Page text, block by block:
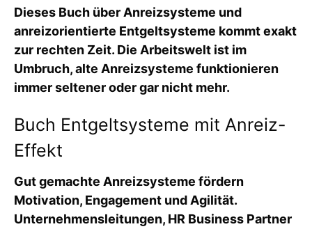
Dieses Buch über Anreizsysteme und
anreizorientierte Entgeltsysteme kommt exakt
zur rechten Zeit. Die Arbeitswelt ist im
Umbruch, alte Anreizsysteme funktionieren
immer seltener oder gar nicht mehr.
Buch Entgeltsysteme mit Anreiz-
Effekt
Gut gemachte Anreizsysteme fördern
Motivation, Engagement und Agilität.
Unternehmensleitungen, HR Business Partner